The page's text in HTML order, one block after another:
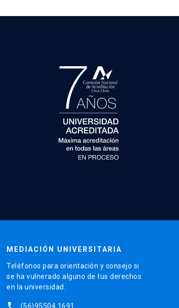
MEDIACIÓN UNIVERSITARIA
Teléfonos para orientación y consejo si
se ha vulnerado alguno de tus derechos
en la universidad.
(56)95504 1691